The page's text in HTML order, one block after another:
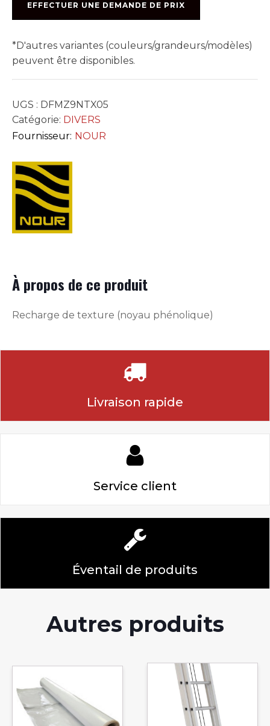
EPOXY
9
EFFECTUER UNE DEMANDE DE PRIX
*D'autres variantes (couleurs/grandeurs/modèles)
peuvent être disponibles.
UGS : DFMZ9NTX05
Catégorie: DIVERS
Fournisseur: NOUR
À propos de ce produit
Recharge de texture (noyau phénolique)
Livraison rapide
Service client
Éventail de produits
Autres produits
produit
plusieurs